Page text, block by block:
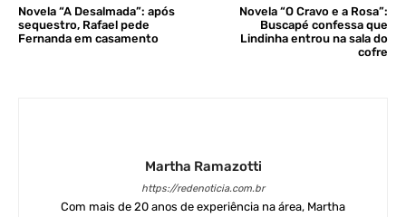
Novela “A Desalmada”: após
sequestro, Rafael pede
Fernanda em casamento
Novela “O Cravo e a Rosa”:
Buscapé confessa que
Lindinha entrou na sala do
cofre
Martha Ramazotti
https://redenoticia.com.br
Com mais de 20 anos de experiência na área, Martha